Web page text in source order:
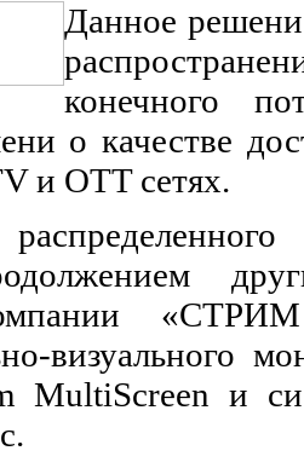
Данное
конечного
о качестве
и OTT сетях.
визуального
MultiScreen и